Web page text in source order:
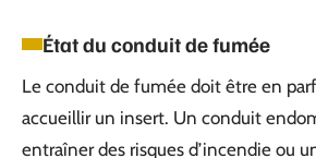
État du conduit de fumée
Le conduit de fumée doit être en
accueillir un insert. Un conduit
entraîner des risques d’incendie ou